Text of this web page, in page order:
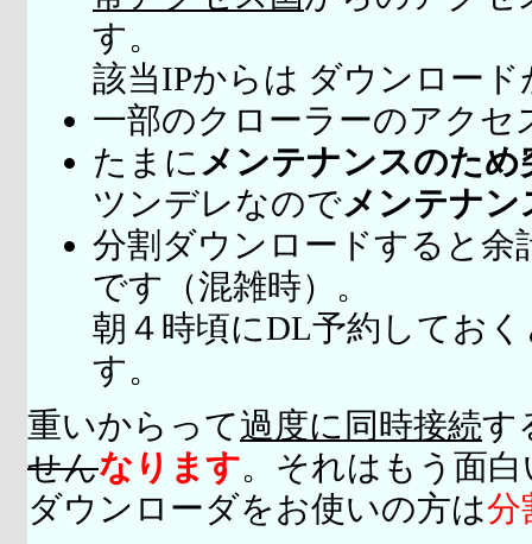
す。
該当IPからは ダウンロー
一部のクローラーのアクセ
たまに メンテナンスのため
ツンデレなのでメンテナ
分割ダウンロードすると余
です（混雑時）。
朝４時頃にDL予約してお
す。
重いからって過度に同時接続す
せんなります。それはもう面
ダウンローダをお使いの方は分